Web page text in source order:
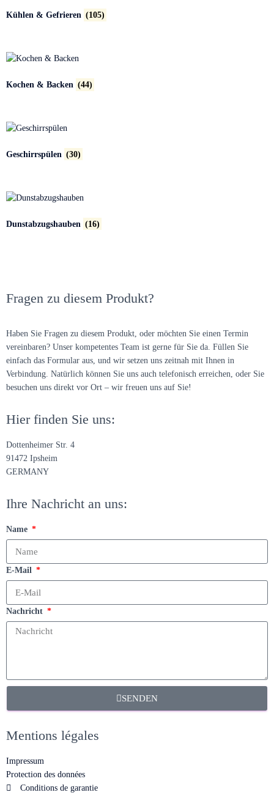
Kühlen & Gefrieren (105)
Kochen & Backen (44)
Geschirrspülen (30)
Dunstabzugshauben (16)
Fragen zu diesem Produkt?
Haben Sie Fragen zu diesem Produkt, oder möchten Sie einen Termin
vereinbaren? Unser kompetentes Team ist gerne für Sie da. Füllen Sie
einfach das Formular aus, und wir setzen uns zeitnah mit Ihnen in
Verbindung. Natürlich können Sie uns auch telefonisch erreichen, oder Sie
besuchen uns direkt vor Ort – wir freuen uns auf Sie!
Hier finden Sie uns:
Dottenheimer Str. 4
91472 Ipsheim
GERMANY
Ihre Nachricht an uns:
Name
E-Mail
Nachricht
SENDEN
Mentions légales
Impressum
Protection des données
Conditions de garantie